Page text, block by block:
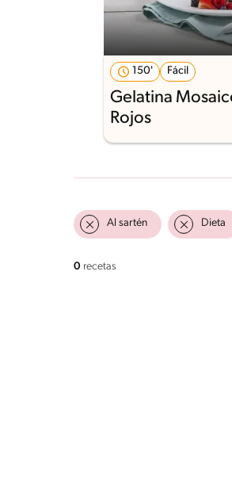
150' Fácil
Gelatina
Rojos
Al sartén Dieta
0 recetas